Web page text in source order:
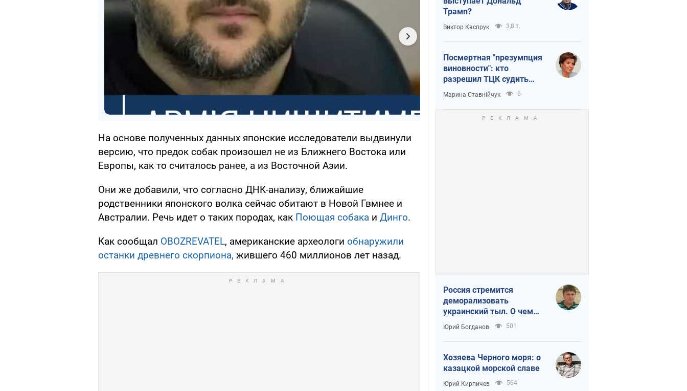
На основе полученных данных японские исследователи выдвинули
версию, что предок собак произошел не из Ближнего Востока или
Европы, как то считалось ранее, а из Восточной Азии.
Они же добавили, что согласно ДНК-анализу, ближайшие
родственники японского волка сейчас обитают в Новой Гвмнее и
Австралии. Речь идет о таких породах, как Поющая собака и Динго.
Как сообщал OBOZREVATEL, американские археологи обнаружили
останки древнего скорпиона, жившего 460 миллионов лет назад.
Трамп?
Виктор Каспрук 3,8 т.
Посмертная "презумпция
виновности": кто
разрешил ТЦК судить
погибших защитников
Марина Ставнійчук 6
Россия стремится
деморализовать
украинский тыл. О чем
стоит себе напомнить
Юрий Богданов 501
Хозяева Черного моря: о
казацкой морской славе
Юрий Кирпичев 564